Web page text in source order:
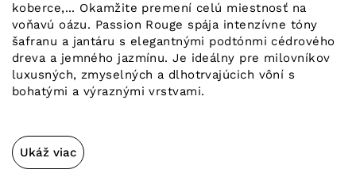
koberce,... Okamžite premení celú miestnosť na
voňavú oázu. Passion Rouge spája intenzívne tóny
šafranu a jantáru s elegantnými podtónmi cédrového
dreva a jemného jazmínu. Je ideálny pre milovníkov
luxusných, zmyselných a dlhotrvajúcich vôní s
bohatými a výraznými vrstvami.
Ukáž viac